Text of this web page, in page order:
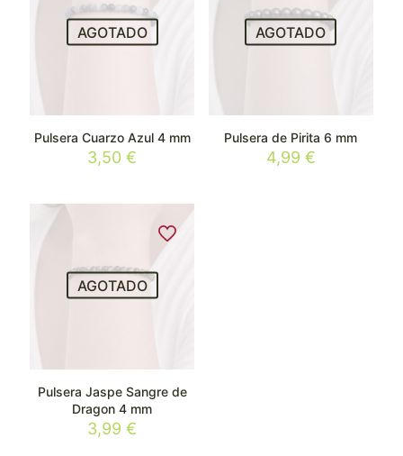
AGOTADO
Pulsera Cuarzo Azul 4 mm
3,50€
AGOTADO
Pulsera de Pirita 6 mm
4,99 €
AGOTADO
Pulsera Jaspe Sangre de
Dragon 4 mm
3,99€